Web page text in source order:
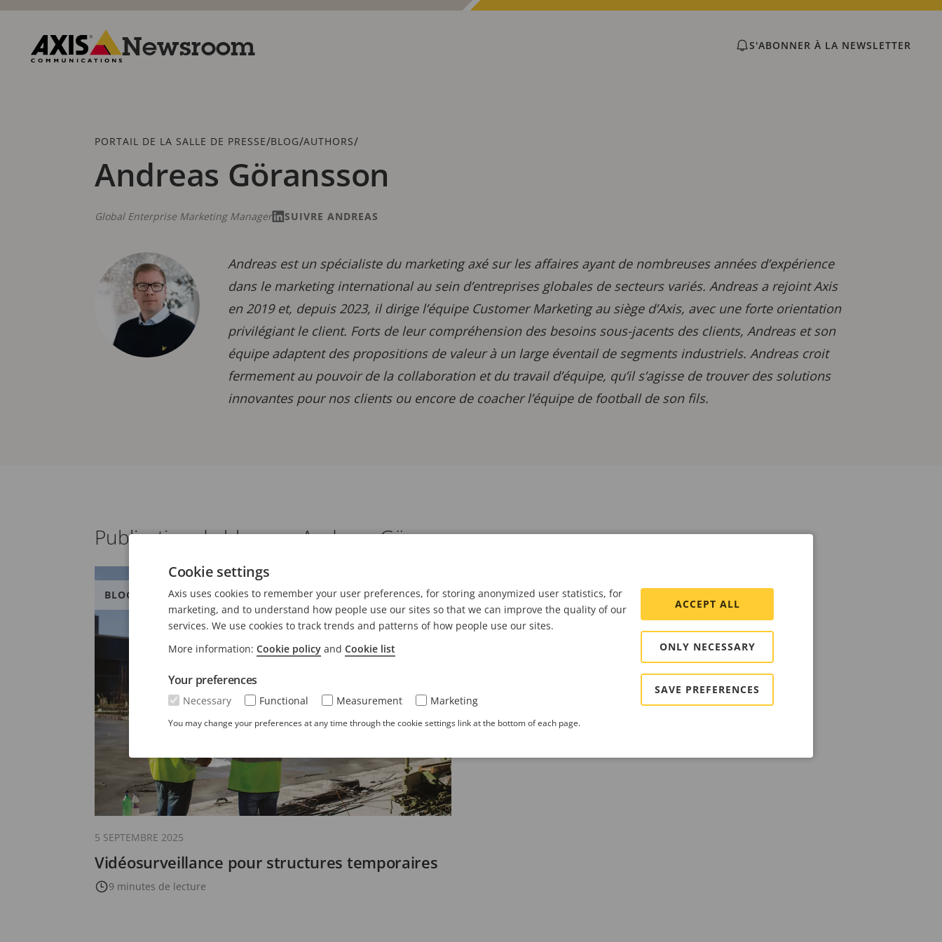
Passer
contenu
principal
Newsroom S'ABONNER À LA NEWSLETTER
Fil
PORTAIL DE LA SALLE DE PRESSE/BLOG/AUTHORS/
Andreas Göransson
Andreas est un spécialiste du marketing axé sur les affaires ayant de nombreuses années d’expérience
dans le marketing international au sein d’entreprises globales de secteurs variés. Andreas a rejoint Axis
en 2019 et, depuis 2023, il dirige l’équipe Customer Marketing au siège d’Axis, avec une forte orientation
privilégiant le client. Forts de leur compréhension des besoins sous-jacents des clients, Andreas et son
équipe adaptent des propositions de valeur à un large éventail de segments industriels. Andreas croit
fermement au pouvoir de la collaboration et du travail d’équipe, qu’il s’agisse de trouver des solutions
innovantes pour nos clients ou encore de coacher l’équipe de football de son fils.
Global Enterprise Marketing Manager SUIVRE ANDREAS
Publication de blog par Andreas Göransson
Vidéosurveillance pour structures temporaires
9 minutes de lecture
BLOG
5 SEPTEMBRE 2025
Cookie settings
Axis uses cookies to remember your user preferences, for storing anonymized user statistics, for
marketing, and to understand how people use our sites so that we can improve the quality of our
services. We use cookies to track trends and patterns of how people use our sites.
More information: Cookie policy and Cookie list
Your preferences
Necessary Functional Measurement Marketing
You may change your preferences at any time through the cookie settings link at the bottom of each page.
ACCEPT ALL
ONLY NECESSARY
SAVE PREFERENCES